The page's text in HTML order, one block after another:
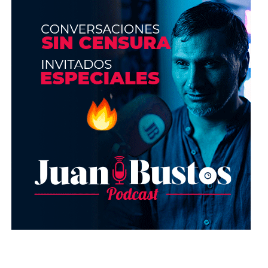
Tu música, tu actitud
Escoge música según la ocasión y tipo de show. Si
harás una transmisión en la que pretendas lucir
sofisticada, estaría incorrecto que de fondo tus
usuarios escuchen Trap, Hip Hop o algún género
callejero. Tu elección en la música dice mucho
acerca de tu persona.
Si usas un servicio para compartir música como
Spotify o Apple Music, puedes compartir tus listas
Una vez que los miembros
conocen las listas de reproducción, puedes